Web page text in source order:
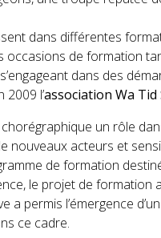
dans différentes
de formation
dans des
l’association Wa Tid
un rôle
acteurs et
de formation
le projet de formation
permis l’émergence
ce cadre.